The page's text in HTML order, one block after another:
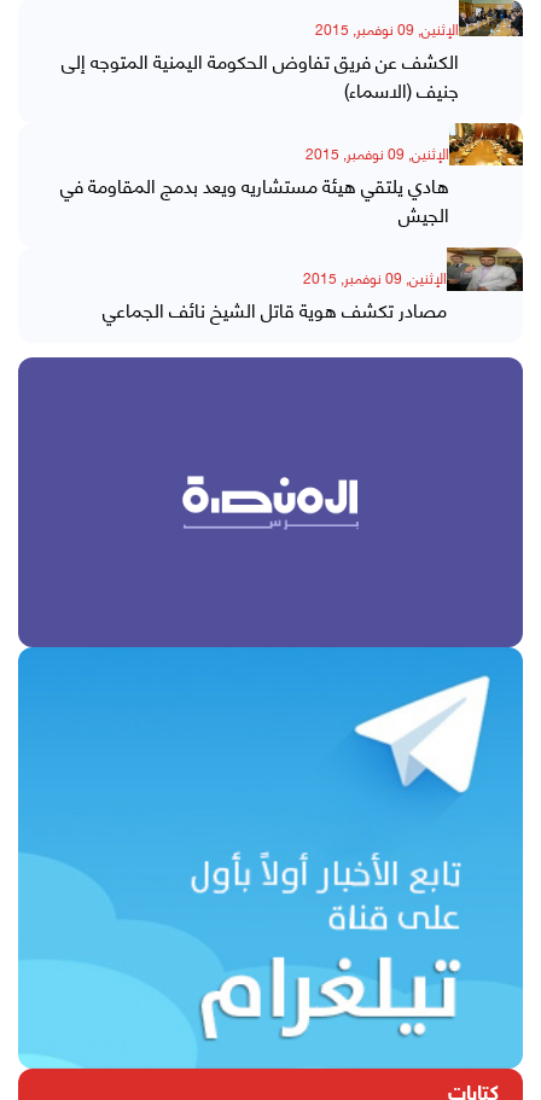
الإثنين, 09 نوفمبر, 2015
الكشف عن فريق تفاوض الحكومة اليمنية المتوجه إلى
جنيف (الاسماء)
الإثنين, 09 نوفمبر, 2015
هادي يلتقي هيئة مستشاريه ويعد بدمج المقاومة في
الجيش
الإثنين, 09 نوفمبر, 2015
مصادر تكشف هوية قاتل الشيخ نائف الجماعي
كتابات